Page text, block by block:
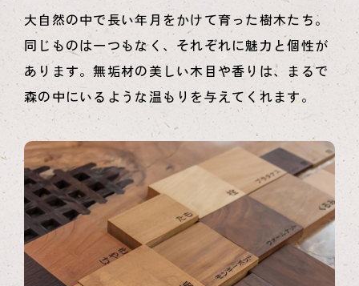
大自然の中で長い年月をかけて育った樹木たち。
同じものは一つもなく、それぞれに魅力と個性が
あります。無垢材の美しい木目や香りは、まるで
森の中にいるような温もりを与えてくれます。